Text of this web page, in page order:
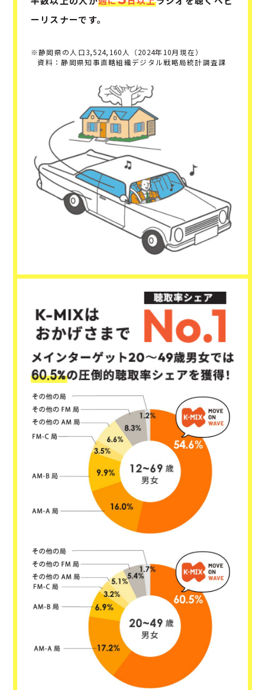
ーリスナーです。
※静岡県の人口3,524,160人（2024年10月現在）
資料：静岡県知事直轄組織デジタル戦略局統計調査課